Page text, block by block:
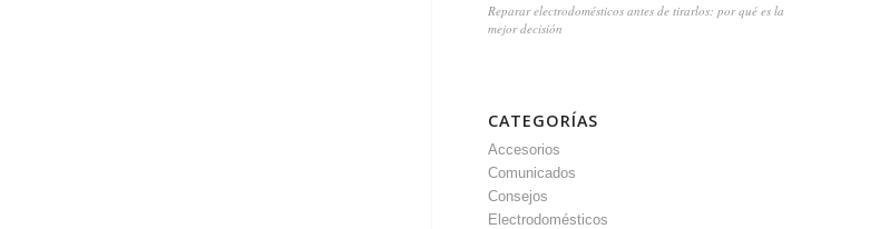
Reparar electrodomésticos antes de tirarlos: por qué es la
mejor decisión
CATEGORÍAS
Accesorios
Comunicados
Consejos
Electrodomésticos